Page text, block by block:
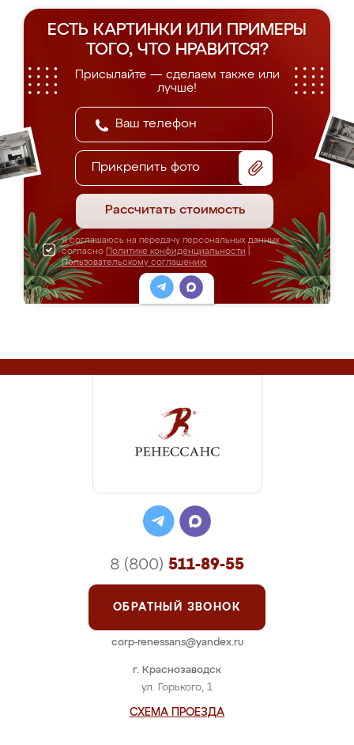
ЕСТЬ КАРТИНКИ ИЛИ ПРИМЕРЫ
ТОГО, ЧТО НРАВИТСЯ?
Присылайте — сделаем также или
лучше!
Прикрепить фото
Рассчитать стоимость
Я соглашаюсь на передачу персональных данных
согласно Политике конфиденциальности
Пользовательскому соглашению
г. Краснозаводск
ул. Горького, 1
СХЕМА ПРОЕЗДА
8 (800) 511-89-55
ОБРАТНЫЙ ЗВОНОК
corp-renessans@yandex.ru